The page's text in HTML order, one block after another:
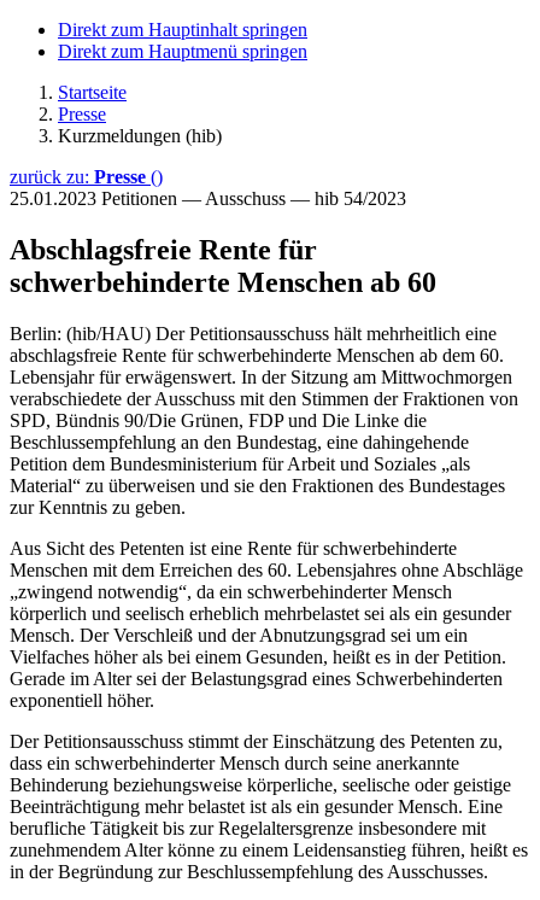
Direkt zum Hauptinhalt springen
Direkt zum Hauptmenü springen
Startseite
Presse
Kurzmeldungen (hib)
zurück zu: Presse ()
25.01.2023 Petitionen — Ausschuss — hib 54/2023
Abschlagsfreie Rente für
schwerbehinderte Menschen ab 60
Berlin: (hib/HAU) Der Petitionsausschuss hält mehrheitlich eine
abschlagsfreie Rente für schwerbehinderte Menschen ab dem 60.
Lebensjahr für erwägenswert. In der Sitzung am Mittwochmorgen
verabschiedete der Ausschuss mit den Stimmen der Fraktionen von
SPD, Bündnis 90/Die Grünen, FDP und Die Linke die
Beschlussempfehlung an den Bundestag, eine dahingehende
Petition dem Bundesministerium für Arbeit und Soziales „als
Material“ zu überweisen und sie den Fraktionen des Bundestages
zur Kenntnis zu geben.
Aus Sicht des Petenten ist eine Rente für schwerbehinderte
Menschen mit dem Erreichen des 60. Lebensjahres ohne Abschläge
„zwingend notwendig“, da ein schwerbehinderter Mensch
körperlich und seelisch erheblich mehrbelastet sei als ein gesunder
Mensch. Der Verschleiß und der Abnutzungsgrad sei um ein
Vielfaches höher als bei einem Gesunden, heißt es in der Petition.
Gerade im Alter sei der Belastungsgrad eines Schwerbehinderten
exponentiell höher.
Der Petitionsausschuss stimmt der Einschätzung des Petenten zu,
dass ein schwerbehinderter Mensch durch seine anerkannte
Behinderung beziehungsweise körperliche, seelische oder geistige
Beeinträchtigung mehr belastet ist als ein gesunder Mensch. Eine
berufliche Tätigkeit bis zur Regelaltersgrenze insbesondere mit
zunehmendem Alter könne zu einem Leidensanstieg führen, heißt es
in der Begründung zur Beschlussempfehlung des Ausschusses.